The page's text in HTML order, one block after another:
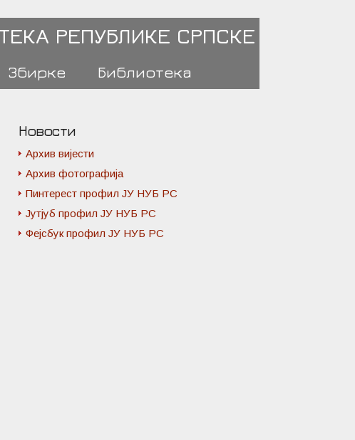
РЕПУБЛИКЕ СРПСКЕ
Збирке Библиотека
Новости
Архив вијести
Архив фотографија
Пинтерест профил ЈУ НУБ РС
Јутјуб профил ЈУ НУБ РС
Фејсбук профил ЈУ НУБ РС